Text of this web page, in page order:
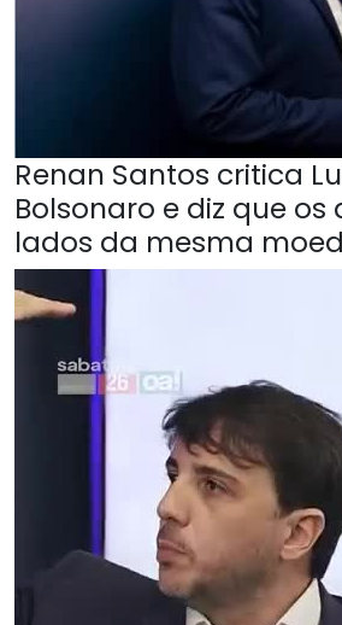
Renan Santos critica
Bolsonaro e diz que os
lados da mesma